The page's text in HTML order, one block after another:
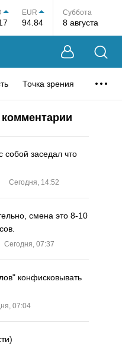
EUR
94.84
Суббота
8 августа
Точка зрения
собой заседал что
Сегодня, 14:52
смена это 8-10
Сегодня, 07:37
конфисковывать
07:04